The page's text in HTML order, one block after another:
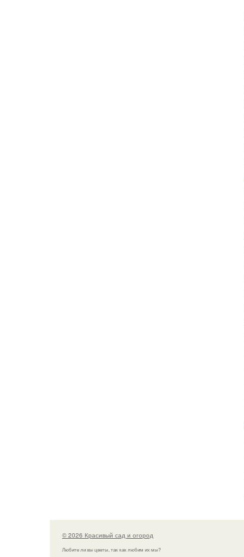
© 2026 Красивый сад и огород
Любите ли вы цветы, так как любим их мы?